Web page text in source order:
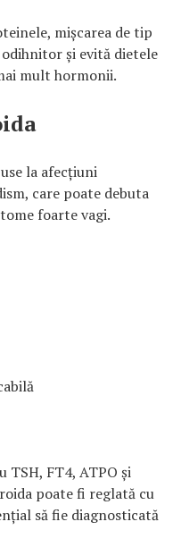
mișcarea de tip
și evită dietele
mult hormonii.
la afecțiuni
care poate debuta
foarte vagi.
TSH, FT4, ATPO și
poate fi reglată cu
să fie diagnosticată